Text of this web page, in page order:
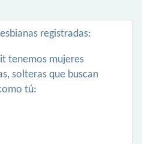
registradas:
tenemos mujeres
solteras que buscan
tú: